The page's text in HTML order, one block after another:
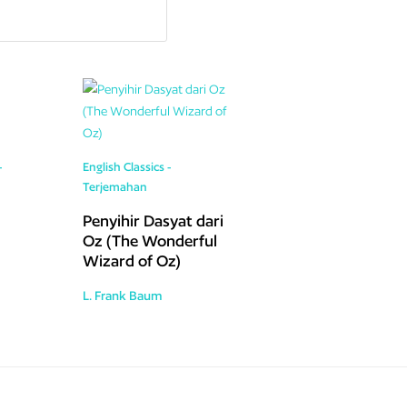
English Classics -
Terjemahan
Penyihir Dasyat dari
Oz (The Wonderful
Wizard of Oz)
L. Frank Baum